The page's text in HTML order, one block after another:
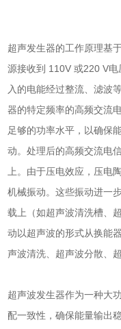
超声发生器的工作原理基
源接收到 110V 或220 V
入的电能经过整流、滤波
器的特定频率的高频交流
足够的功率水平，以确保
动。处理后的高频交流电
上。由于压电效应，压电
机械振动。这些振动进一
载上（如超声波清洗槽、
动以超声波的形式从换能
声波清洗、超声波分散、
超声波发生器作为一种大
配一致性，确保能量输出